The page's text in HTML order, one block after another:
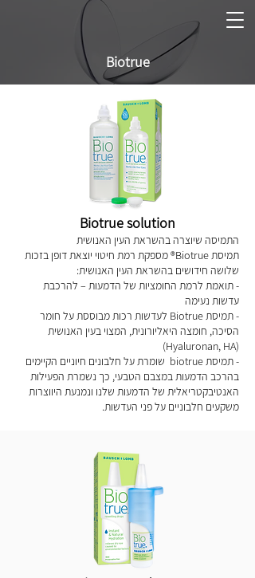
Biotrue
Biotrue solution
התמיסה שיוצרה בהשראת העין האנושית
תמיסת Biotrue® מספקת רמת חיטוי יוצאת דופן בזכות
שלושה חידושים בהשראת העין האנושית:
- תואמת לרמת החומציות של הדמעות – להרכבת
עדשות נעימה
- תמיסת Biotrue לעדשות רכות מבוססת על חומר
הסיכה, חומצה היאליורונית, המצוי בעין האנושית
(Hyaluronan, HA)
- תמיסת biotrue שומרת על חלבונים חיוניים הקיימים
בהרכב הדמעות במצבם הטבעי, כך נשמרת הפעילות
האנטיבקטריאלית של הדמעות שלנו ונמנעת היווצרות
משקעים חלבוניים על פני העדשות.